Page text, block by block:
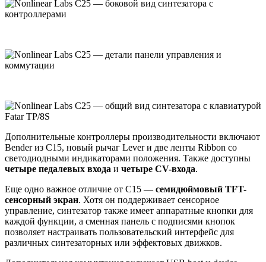
Дополнительные контроллеры производительности включают
Bender из C15, новый рычаг Lever и две ленты Ribbon со
светодиодными индикаторами положения. Также доступны
четыре педалевых входа и четыре CV-входа.
Еще одно важное отличие от C15 — семидюймовый TFT-
сенсорный экран. Хотя он поддерживает сенсорное
управление, синтезатор также имеет аппаратные кнопки для
каждой функции, а сменная панель с подписями кнопок
позволяет настраивать пользовательский интерфейс для
различных синтезаторных или эффектовых движков.